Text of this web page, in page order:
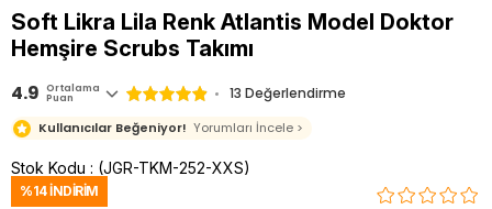
Soft Likra Lila Renk Atlantis Model Doktor
Hemşire Scrubs Takımı
4.9 Ortalama
Puan 13 Değerlendirme
Kullanıcılar Beğeniyor! Yorumları İncele >
Stok Kodu (JGR-TKM-252-XXS)
%14İNDIRIM